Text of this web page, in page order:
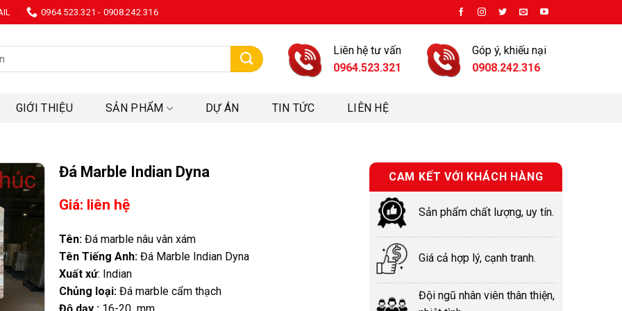
0964.523.321 - 0908.242.316
Liên hệ tư vấn
0964.523.321
Góp ý, khiếu nại
0908.242.316
GIỚI THIỆU SẢN PHẨM DỰ ÁN TIN TỨC LIÊN HỆ
Đá Marble Indian Dyna
Giá: liên hệ
Tên: Đá marble nâu vân xám
Tên Tiếng Anh: Đá Marble Indian Dyna
Xuất xứ: Indian
Chủng loại:Đá marble cẩm thạch
CAM KẾT VỚI KHÁCH HÀNG
Sản phẩm chất lượng, uy tín.
Giá cả hợp lý, cạnh tranh.
Đội ngũ nhân viên thân thiện,